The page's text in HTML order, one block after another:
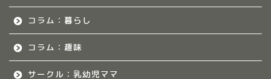
コラム：暮らし
コラム：趣味
サークル：乳幼児ママ
いて